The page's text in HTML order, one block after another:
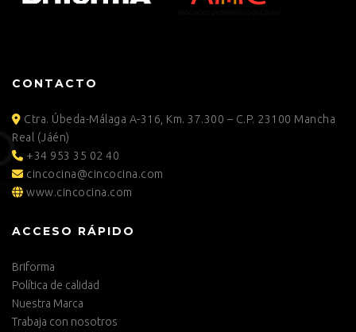
CONTACTO
Ctra. Úbeda-Málaga A-316, Km. 37.300 – C.P. 23100 Mancha
Real (Jáén)
+34 953 35 02 40
cincocina@cincocina.com
www.cincocina.com
ACCESO RÁPIDO
Briforma
Política de calidad
Nuestra Marca
Trabaja con nosotros